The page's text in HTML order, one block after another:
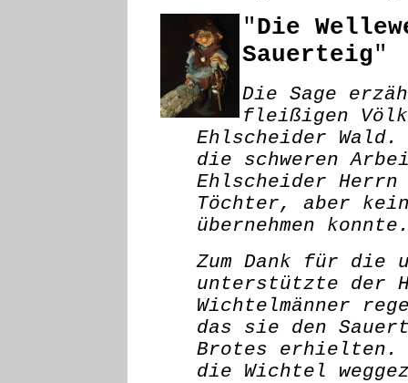
"Die
Sauerteig"
Die Sage
fleißigen
Ehlscheider
die schweren
Ehlscheider
Töchter, aber
übernehmen
Zum Dank für die
unterstützte der
Wichtelmänner
das sie den
Brotes erhielten.
die Wichtel